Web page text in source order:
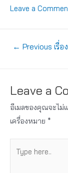
Leave a
แนะแนว
← Previous เรื่อง
Leave a
อีเมลของคุณจะไม่
เครื่องหมาย *
here..